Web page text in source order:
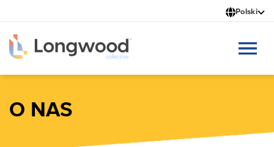
do
treści
Polski
O NAS